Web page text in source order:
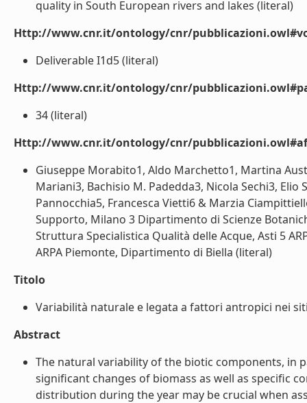
quality in South European rivers and lakes (literal)
Http://www.cnr.it/ontology/cnr/
Deliverable I1d5 (literal)
Http://www.cnr.it/ontology/cnr/
34 (literal)
Http://www.cnr.it/ontology/cnr/
Giuseppe Morabito1, Aldo Marchetto1, Martina
Mariani3, Bachisio M. Padedda3, Nicola Sechi3,
Pannocchia5, Francesca Vietti6 & Marzia
Supporto, Milano 3 Dipartimento di Scienze
Struttura Specialistica Qualità delle Acque, Asti 5
ARPA Piemonte, Dipartimento di Biella (literal)
Titolo
Variabilità naturale e legata a fattori antropici nei
Abstract
The natural variability of the biotic components, in
significant changes of biomass as well as specific
distribution during the year may be crucial when